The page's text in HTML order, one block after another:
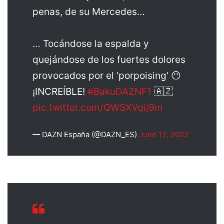
penas, de su Mercedes…
… Tocándose la espalda y
quejándose de los fuertes dolores
provocados por el 'porpoising' 😶
¡INCREÍBLE! #BakuDAZNF1 🇦🇿
pic.twitter.com/QWSXVqij9m
— DAZN España (@DAZN_ES) June 12, 2022